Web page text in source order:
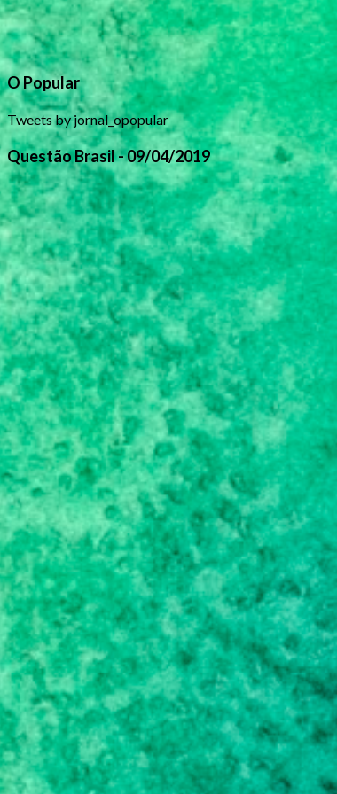
O Popular
Tweets by jornal_opopular
Questão Brasil - 09/04/2019